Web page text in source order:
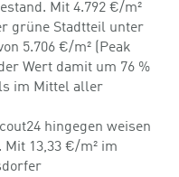
Mit 4.792 €/m²
grüne Stadtteil unter
5.706 €/m² (Peak
Wert damit um 76 %
im Mittel aller
hingegen weisen
13,33 €/m² im